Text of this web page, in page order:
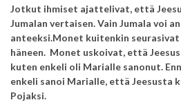
Jotkut ihmiset ajattelivat, että
Jumalan vertaisen.Vain Jumala voi
anteeksi.Monet kuitenkin
häneen. Monet uskoivat, että Jeesus
kuten enkeli oli Marialle sanonut.
enkeli sanoi Marialle, että Jeesusta
Pojaksi.